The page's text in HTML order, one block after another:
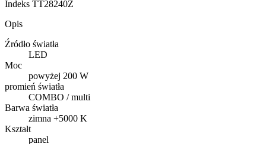
Indeks TT28240Z
Opis
Źródło światła
LED
Moc
powyżej 200 W
promień światła
COMBO / multi
Barwa światła
zimna +5000 K
Kształt
panel